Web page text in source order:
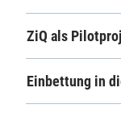
ZiQ als
Einbettung in